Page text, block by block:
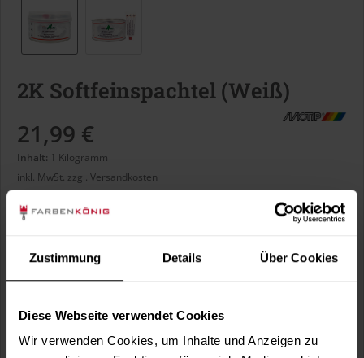
Zustimmung Details Über Cookies
Diese Webseite verwendet Cookies
Wir verwenden Cookies, um Inhalte und Anzeigen zu
2K Softfeinspachtel (Weiß)
21,99 €
Inhalt: 1 Kilogramm
inkl. MwSt. zzgl. Versandkosten